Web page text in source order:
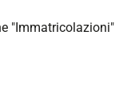
"Immatricolazioni"